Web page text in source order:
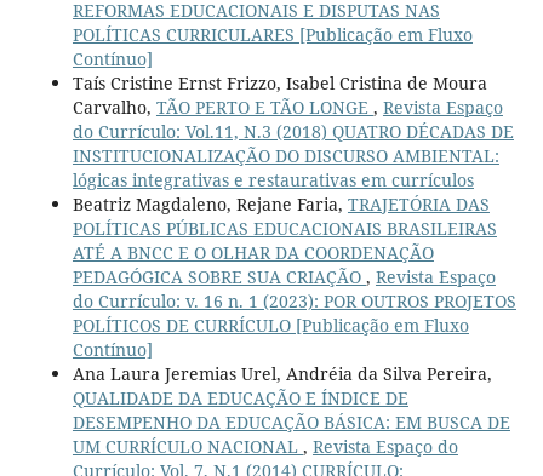
REFORMAS EDUCACIONAIS E DISPUTAS NAS
POLÍTICAS CURRICULARES [Publicação em Fluxo
Contínuo]
Taís Cristine Ernst Frizzo, Isabel Cristina de Moura
Carvalho, TÃO PERTO E TÃO LONGE , Revista Espaço
do Currículo: Vol.11, N.3 (2018) QUATRO DÉCADAS DE
INSTITUCIONALIZAÇÃO DO DISCURSO AMBIENTAL:
lógicas integrativas e restaurativas em currículos
Beatriz Magdaleno, Rejane Faria, TRAJETÓRIA DAS
POLÍTICAS PÚBLICAS EDUCACIONAIS BRASILEIRAS
ATÉ A BNCC E O OLHAR DA COORDENAÇÃO
PEDAGÓGICA SOBRE SUA CRIAÇÃO , Revista Espaço
do Currículo: v. 16 n. 1 (2023): POR OUTROS PROJETOS
POLÍTICOS DE CURRÍCULO [Publicação em Fluxo
Contínuo]
Ana Laura Jeremias Urel, Andréia da Silva Pereira,
QUALIDADE DA EDUCAÇÃO E ÍNDICE DE
DESEMPENHO DA EDUCAÇÃO BÁSICA: EM BUSCA DE
UM CURRÍCULO NACIONAL , Revista Espaço do
Currículo: Vol. 7, N.1 (2014) CURRÍCULO: